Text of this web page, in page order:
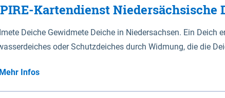
Kartendienst Niedersächsische
Deiche Gewidmete Deiche in Niedersachsen. Ein Deich
oder Schutzdeiches durch Widmung, die die
Deiche gelten die Bestimmungen des
Sperrwerke Sperrwerke sind Bauwerke mit Sperrvorrichtungen in Tidegewässern, die dem
eines Gebietes vor erhöhten Tiden, vor allem vor
Mehr Infos